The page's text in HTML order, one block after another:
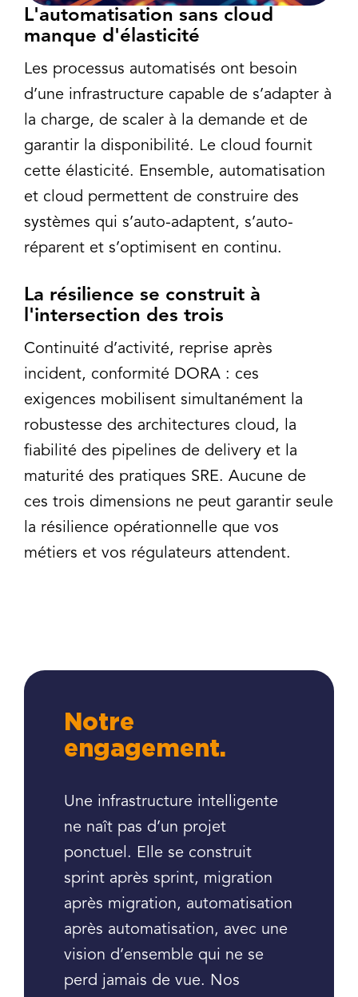
L'automatisation sans cloud
manque d'élasticité
Les processus automatisés ont besoin
d’une infrastructure capable de s’adapter à
la charge, de scaler à la demande et de
garantir la disponibilité. Le cloud fournit
cette élasticité. Ensemble, automatisation
et cloud permettent de construire des
systèmes qui s’auto-adaptent, s’auto-
réparent et s’optimisent en continu.
La résilience se construit à
l'intersection des trois
Continuité d’activité, reprise après
incident, conformité DORA : ces
exigences mobilisent simultanément la
robustesse des architectures cloud, la
fiabilité des pipelines de delivery et la
maturité des pratiques SRE. Aucune de
ces trois dimensions ne peut garantir seule
la résilience opérationnelle que vos
métiers et vos régulateurs attendent.
Notre
engagement.
Une infrastructure intelligente
ne naît pas d’un projet
ponctuel. Elle se construit
sprint après sprint, migration
après migration, automatisation
après automatisation, avec une
vision d’ensemble qui ne se
perd jamais de vue. Nos